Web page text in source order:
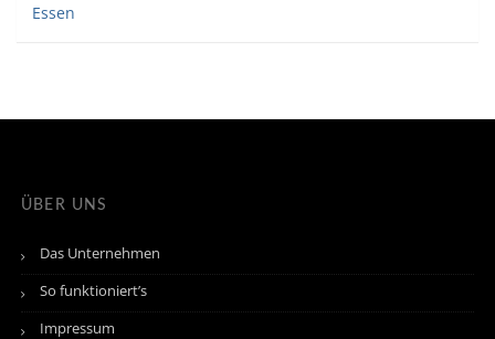
Essen
ÜBER UNS
Das Unternehmen
So funktioniert’s
Impressum